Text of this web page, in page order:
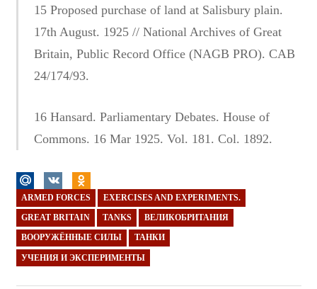
15 Proposed purchase of land at Salisbury plain.
17th August. 1925 // National Archives of Great
Britain, Public Record Office (NAGB PRO). CAB
24/174/93.
16 Hansard. Parliamentary Debates. House of
Commons. 16 Mar 1925. Vol. 181. Col. 1892.
ARMED FORCES EXERCISES AND EXPERIMENTS.
GREAT BRITAIN TANKS ВЕЛИКОБРИТАНИЯ
ВООРУЖЁННЫЕ СИЛЫ ТАНКИ
УЧЕНИЯ И ЭКСПЕРИМЕНТЫ